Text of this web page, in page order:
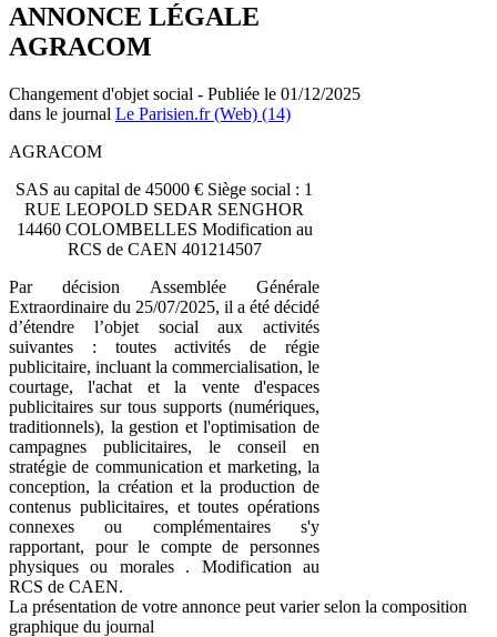
ANNONCE LÉGALE
AGRACOM
Changement d'objet social - Publiée le 01/12/2025
dans le journal Le Parisien.fr (Web) (14)
AGRACOM
SAS au capital de 45000 € Siège social : 1
RUE LEOPOLD SEDAR SENGHOR
14460 COLOMBELLES Modification au
RCS de CAEN 401214507
Par décision Assemblée Générale
Extraordinaire du 25/07/2025, il a été décidé
d’étendre l’objet social aux activités
suivantes : toutes activités de régie
publicitaire, incluant la commercialisation, le
courtage, l'achat et la vente d'espaces
publicitaires sur tous supports (numériques,
traditionnels), la gestion et l'optimisation de
campagnes publicitaires, le conseil en
stratégie de communication et marketing, la
conception, la création et la production de
contenus publicitaires, et toutes opérations
connexes ou complémentaires s'y
rapportant, pour le compte de personnes
physiques ou morales . Modification au
RCS de CAEN.
La présentation de votre annonce peut varier selon la composition
graphique du journal